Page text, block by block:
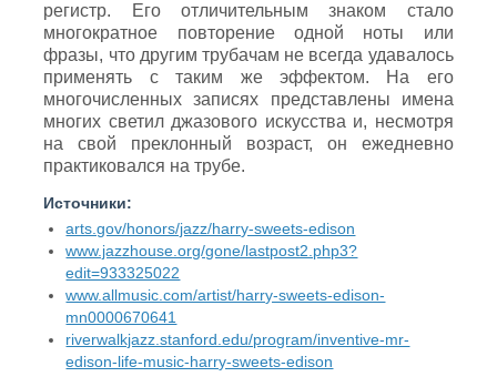
регистр. Его отличительным знаком стало
многократное повторение одной ноты или
фразы, что другим трубачам не всегда удавалось
применять с таким же эффектом. На его
многочисленных записях представлены имена
многих светил джазового искусства и, несмотря
на свой преклонный возраст, он ежедневно
практиковался на трубе.
Источники:
arts.gov/honors/jazz/harry-sweets-edison
www.jazzhouse.org/gone/lastpost2.php3?
edit=933325022
www.allmusic.com/artist/harry-sweets-edison-
mn0000670641
riverwalkjazz.stanford.edu/program/inventive-mr-
edison-life-music-harry-sweets-edison